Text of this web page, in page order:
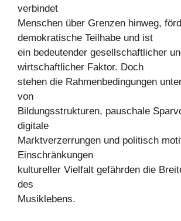
verbindet
Menschen über Grenzen hinweg,
demokratische Teilhabe und ist
ein bedeutender gesellschaftlicher
wirtschaftlicher Faktor. Doch
stehen die Rahmenbedingungen
von
Bildungsstrukturen, pauschale
digitale
Marktverzerrungen und politisch
Einschränkungen
kultureller Vielfalt gefährden die
des
Musiklebens.